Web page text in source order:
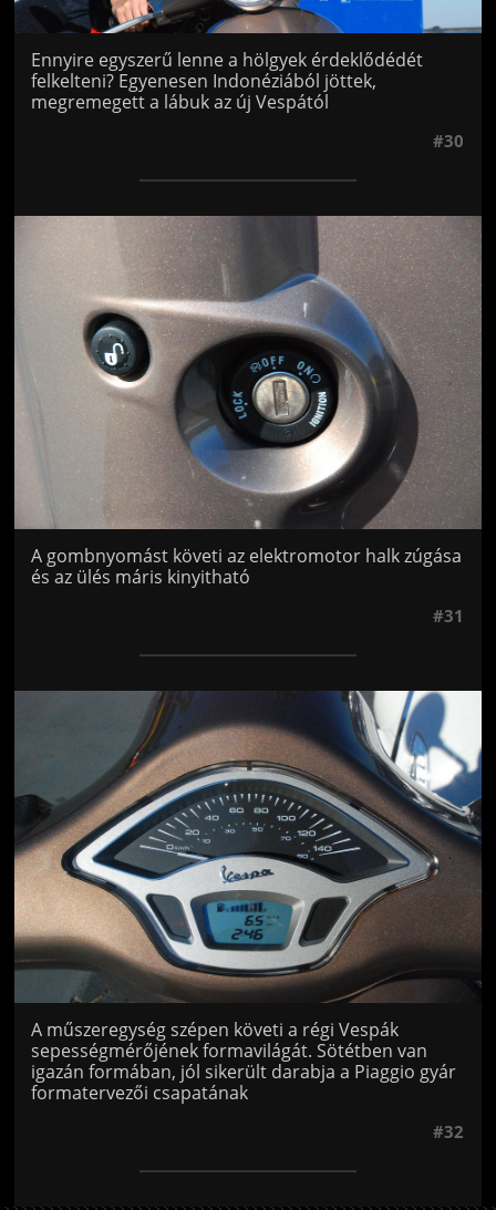
Ennyire egyszerű lenne a hölgyek érdeklődédét
felkelteni? Egyenesen Indonéziából jöttek,
megremegett a lábuk az új Vespától
#30
Jön még kép!
A gombnyomást követi az elektromotor halk zúgása
és az ülés máris kinyitható
#31
Jön még kép!
A műszeregység szépen követi a régi Vespák
sepességmérőjének formavilágát. Sötétben van
igazán formában, jól sikerült darabja a Piaggio gyár
formatervezői csapatának
#32